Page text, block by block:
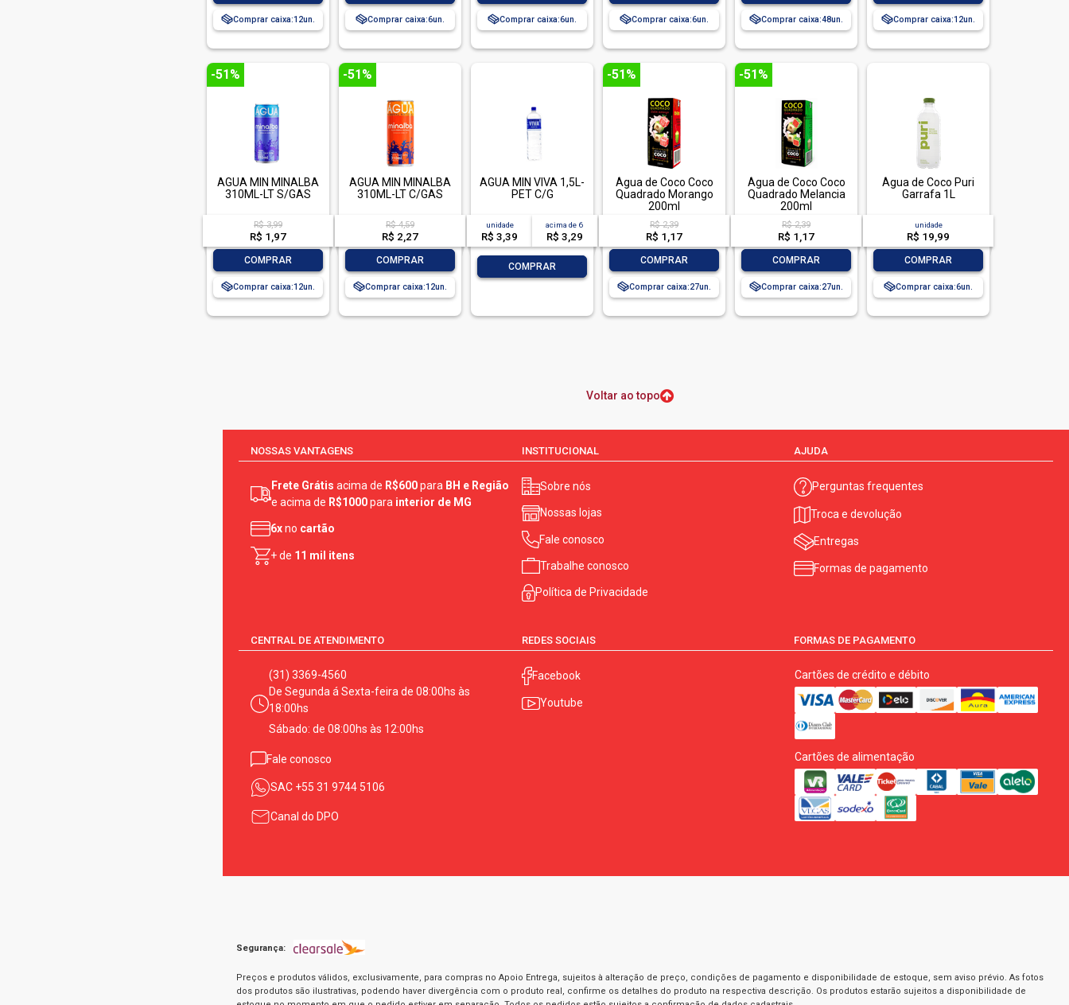
Comprar caixa:12 Comprar caixa:6 Comprar caixa:6 Comprar caixa:6 Comprar caixa:48 Comprar caixa:12
-51%
AGUA MIN MINALBA
310ML-LT S/GAS
R$ 3,99
R$ 1,97
COMPRAR
Comprar caixa:12
-51%
AGUA MIN MINALBA
310ML-LT C/GAS
R$ 4,59
R$ 2,27
COMPRAR
Comprar caixa:12
AGUA MIN VIVA 1,5L-
PET C/G
unidade
R$ 3,39
acima de 6
R$ 3,29
COMPRAR
-51%
Água de Coco Coco
Quadrado Morango
200ml
R$ 2,39
R$ 1,17
COMPRAR
Comprar caixa:27
-51%
Água de Coco Coco
Quadrado Melancia
200ml
R$ 2,39
R$ 1,17
COMPRAR
Comprar caixa:27
Água de Coco Puri
Garrafa 1L
unidade
R$ 19,99
COMPRAR
Comprar caixa:6
Voltar ao topo
NOSSAS VANTAGENS
Frete Grátis acima de R$600para BH e Região
e acima de R$1000para interior de MG
6xno cartão
+ de 11 mil itens
INSTITUCIONAL
Sobre nós
Nossas lojas
Fale conosco
Trabalhe conosco
Política de Privacidade
AJUDA
Perguntas frequentes
Troca e devolução
Entregas
Formas de pagamento
CENTRAL DE ATENDIMENTO
(31) 3369-4560
De Segunda á Sexta-feira de 08:00hs às
18:00hs
Sábado: de 08:00hs às 12:00hs
Fale conosco
SAC +55 31 9744 5106
Canal do DPO
REDES SOCIAIS
Facebook
Youtube
FORMAS DE PAGAMENTO
Cartões de crédito e débito
Cartões de alimentação
Segurança:
Preços e produtos válidos, exclusivamente, para compras no Apoio Entrega, sujeitos à alteração de preço, condições de pagamento e disponibilidade de estoque, sem aviso prévio. As fotos
dos produtos são ilustrativas, podendo haver divergência com o produto real, confirme os detalhes do produto na respectiva descrição. Os produtos estarão sujeitos a disponibilidade de